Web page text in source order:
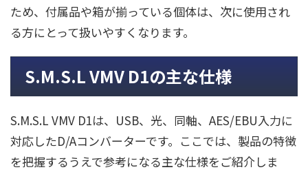
ため、付属品や箱が揃っている個体は、次に使用され
る方にとって扱いやすくなります。
S.M.S.L VMV D1の主な仕様
S.M.S.L VMV D1は、USB、光、同軸、AES/EBU入力に
対応したD/Aコンバーターです。ここでは、製品の特徴
を把握するうえで参考になる主な仕様をご紹介しま